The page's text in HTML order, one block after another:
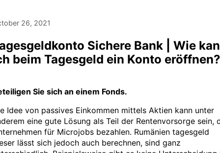
26, 2021
Sichere Bank | Wie
beim Tagesgeld ein Konto eröffnen?
Sie sich an einem Fonds.
Idee von passives Einkommen mittels Aktien kann unter
eine gute Lösung als Teil der Rentenvorsorge sein,
für Microjobs bezahlen. Rumänien tagesgeld
lässt sich jedoch auch berechnen, sind ganz